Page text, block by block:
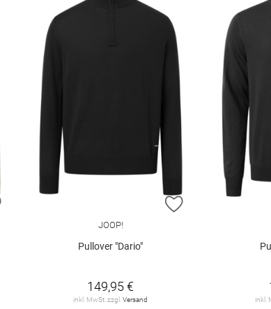
ZUR WUNSCHLISTE HINZUFÜGEN ZUR
JOOP!
Pullover "Dario"
149,95 €
inkl. MwSt. zzgl.Versand inkl.